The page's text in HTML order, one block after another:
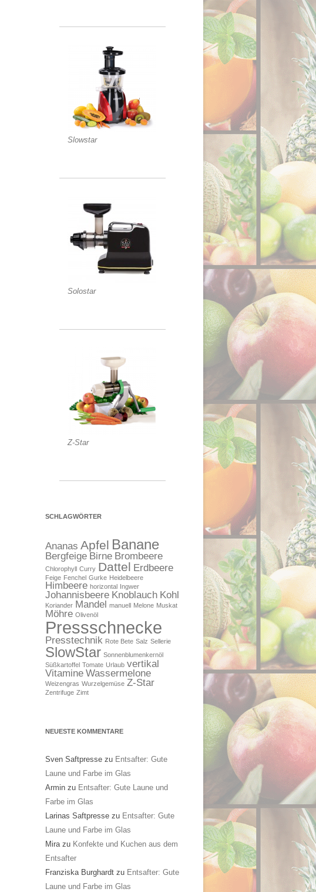
Slowstar
Solostar
Z-Star
SCHLAGWÖRTER
Ananas Apfel Banane
Bergfeige Birne Brombeere
Chlorophyll Curry Dattel Erdbeere
Feige Fenchel Gurke Heidelbeere
Himbeere horizontal Ingwer
Johannisbeere Knoblauch Kohl
Koriander Mandel manuell Melone Muskat
Möhre Olivenöl
Pressschnecke
Presstechnik Rote Bete Salz Sellerie
SlowStar Sonnenblumenkernöl
Süßkartoffel Tomate Urlaub vertikal
Vitamine Wassermelone
Weizengras Wurzelgemüse Z-Star
Zentrifuge Zimt
NEUESTE KOMMENTARE
Sven Saftpressezu Entsafter: Gute
Laune und Farbe im Glas
Arminzu Entsafter: Gute Laune und
Farbe im Glas
Larinas Saftpressezu Entsafter: Gute
Laune und Farbe im Glas
Mirazu Konfekte und Kuchen aus dem
Entsafter
Franziska Burghardtzu Entsafter: Gute
Laune und Farbe im Glas